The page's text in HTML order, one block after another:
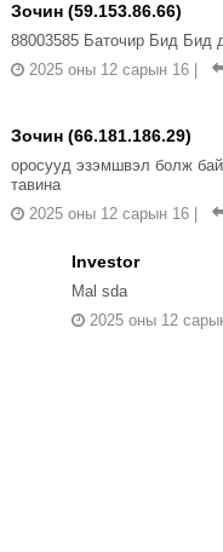
Зочин (59.153.86.66)
88003585 Баточир Бид Бид
2025 оны 12 сарын 16
Зочин (66.181.186.29)
оросууд эзэмшвэл болж
тавина
2025 оны 12 сарын 16
Investor
Mal sda
2025 оны 12